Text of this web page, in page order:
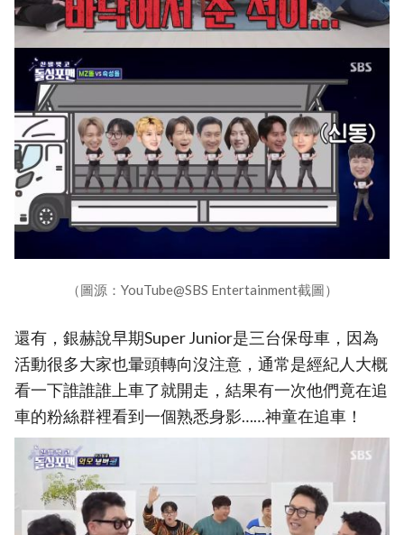
（圖源：YouTube@SBS Entertainment截圖）
還有，銀赫說早期Super Junior是三台保母車，因為
活動很多大家也暈頭轉向沒注意，通常是經紀人大概
看一下誰誰誰上車了就開走，結果有一次他們竟在追
車的粉絲群裡看到一個熟悉身影……神童在追車！